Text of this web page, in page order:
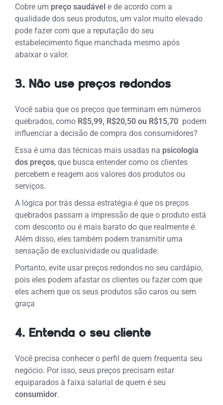
Cobre um preço saudávele de acordo com a
qualidade dos seus produtos, um valor muito elevado
pode fazer com que a reputação do seu
estabelecimento fique manchada mesmo após
abaixar o valor.
3. Não use preços redondos
Você sabia que os preços que terminam em números
quebrados, como R$5,99, R$20,50 ou R$15,70 podem
influenciar a decisão de compra dos consumidores?
Essa é uma das técnicas mais usadas na psicologia
dos preços, que busca entender como os clientes
percebem e reagem aos valores dos produtos ou
serviços.
A lógica por trás dessa estratégia é que os preços
quebrados passam a impressão de que o produto está
com desconto ou é mais barato do que realmente é.
Além disso, eles também podem transmitir uma
sensação de exclusividade ou qualidade.
Portanto, evite usar preços redondos no seu cardápio,
pois eles podem afastar os clientes ou fazer com que
eles achem que os seus produtos são caros ou sem
graça
4. Entenda o seu cliente
Você precisa conhecer o perfil de quem frequenta seu
negócio. Por isso, seus preços precisam estar
equiparados à faixa salarial de quem é seu
consumidor.